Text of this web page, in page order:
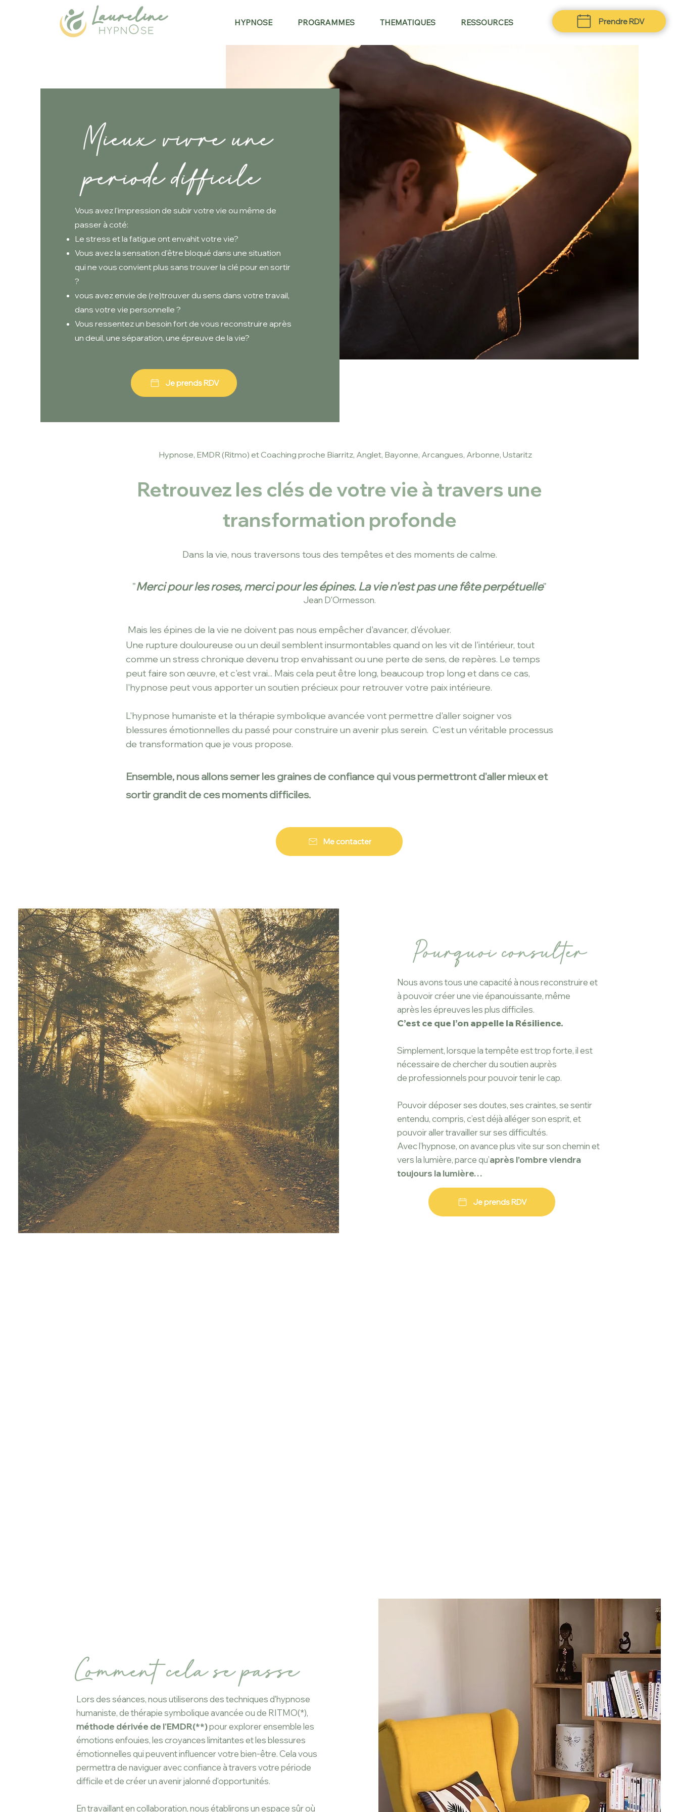
Laureline HYPNOSE PROGRAMMES THEMATIQUES RESSOURCES Prendre RDV
Mieux vivre une
periode difficile
Vous avez l'impression de subir votre vie ou même de
passer à coté:
Le stress et la fatigue ont envahit votre vie?
Vous avez la sensation d'être bloqué dans une situation
qui ne vous convient plus sans trouver la clé pour en sortir
?
vous avez envie de (re)trouver du sens dans votre travail,
dans votre vie personnelle ?
Vous ressentez un besoin fort de vous reconstruire après
un deuil, une séparation, une épreuve de la vie?
Je prends RDV
Hypnose, EMDR (Ritmo) et Coaching proche Biarritz, Anglet, Bayonne, Arcangues, Arbonne, Ustaritz
Retrouvez les clés de votre vie à travers une
transformation profonde
Dans la vie, nous traversons tous des tempêtes et des moments de calme.
"Merci pour les roses, merci pour les épines. La vie n'est pas une fête perpétuelle"
Jean D'Ormesson.
Mais les épines de la vie ne doivent pas nous empêcher d'avancer, d'évoluer.
Une rupture douloureuse ou un deuil semblent insurmontables quand on les vit de l'intérieur, tout
comme un stress chronique devenu trop envahissant ou une perte de sens, de repères. Le temps
peut faire son œuvre, et c'est vrai... Mais cela peut être long, beaucoup trop long et dans ce cas,
l'hypnose peut vous apporter un soutien précieux pour retrouver votre paix intérieure.
L'hypnose humaniste et la thérapie symbolique avancée vont permettre d'aller soigner vos
blessures émotionnelles du passé pour construire un avenir plus serein. C'est un véritable processus
de transformation que je vous propose.
Ensemble, nous allons semer les graines de confiance qui vous permettront d'aller mieux et
sortir grandit de ces moments difficiles.
Me contacter
Pourquoi consulter
Nous avons tous une capacité à nous reconstruire et
à pouvoir créer une vie épanouissante, même
après les épreuves les plus difficiles.
C’est ce que l’on appelle la Résilience.
Simplement, lorsque la tempête est trop forte, il est
nécessaire de chercher du soutien auprès
de professionnels pour pouvoir tenir le cap.
Pouvoir déposer ses doutes, ses craintes, se sentir
entendu, compris, c’est déjà alléger son esprit, et
pouvoir aller travailler sur ses difficultés.
Avec l’hypnose, on avanceplus vite sur son chemin et
vers la lumière, parce qu’après l’ombre viendra
toujours la lumière…
Je prends RDV
Comment cela se passe
Lors des séances, nous utiliserons des techniques d'hypnose
humaniste, de thérapie symboliqueavancée ou de RITMO(*),
méthode dérivée de l'EMDR(**)pour explorer ensemble les
émotions enfouies, les croyances limitantes et les blessures
émotionnelles qui peuvent influencer votre bien-être. Cela vous
permettra de naviguer avec confiance à travers votre période
difficile et de créer un avenir jalonné d'opportunités.
En travaillant en collaboration, nous établirons un espace sûr où